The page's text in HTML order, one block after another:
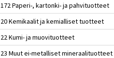
172 Paperi-, kartonki- ja pahvituotteet
20 Kemikaalit ja kemialliset tuotteet
22 Kumi- ja muovituotteet
23 Muut ei-metalliset mineraalituotteet